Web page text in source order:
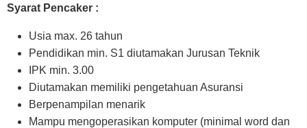
Syarat Pencaker :
Usia max. 26 tahun
Pendidikan min. S1 diutamakan Jurusan Teknik
IPK min. 3.00
Diutamakan memiliki pengetahuan Asuransi
Berpenampilan menarik
Mampu mengoperasikan komputer (minimal word dan